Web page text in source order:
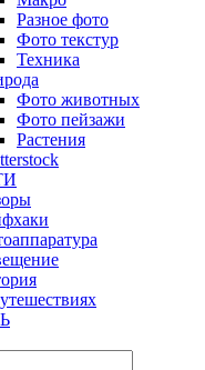
Разное фото
Фото текстур
Техника
Фото животных
Фото пейзажи
Растения